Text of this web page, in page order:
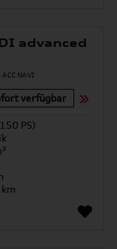
advanced
verfügbar
PS)